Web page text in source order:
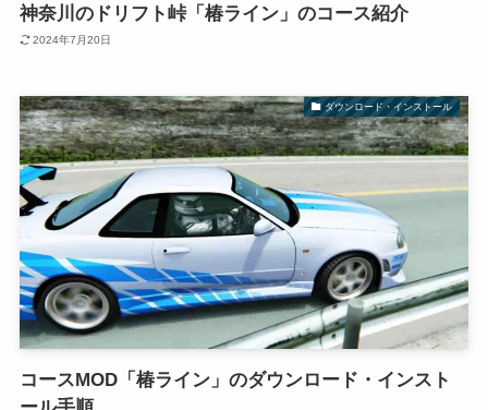
神奈川のドリフト峠「椿ライン」のコース紹介
2024年7月20日
ダウンロード・インストール
コースMOD「椿ライン」のダウンロード・インスト